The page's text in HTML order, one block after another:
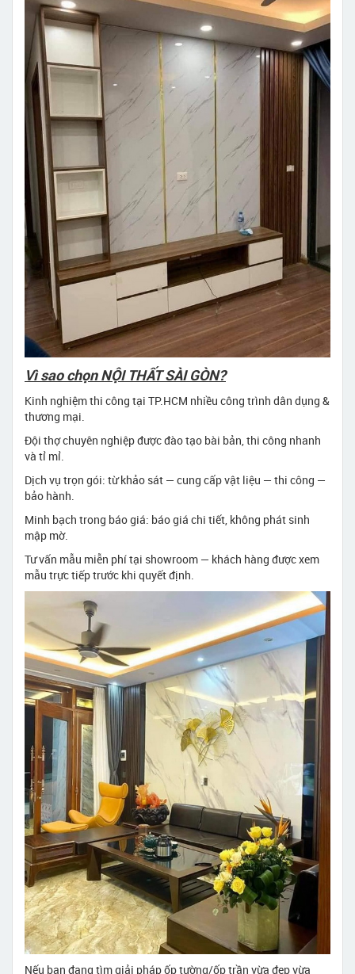
Vì sao chọn NỘI THẤT SÀI GÒN?
Kinh nghiệm thi công tại TP.HCM nhiều công trình dân dụng &
thương mại.
Đội thợ chuyên nghiệp được đào tạo bài bản, thi công nhanh
và tỉ mỉ.
Dịch vụ trọn gói: từ khảo sát — cung cấp vật liệu — thi công —
bảo hành.
Minh bạch trong báo giá: báo giá chi tiết, không phát sinh
mập mờ.
Tư vấn mẫu miễn phí tại showroom — khách hàng được xem
mẫu trực tiếp trước khi quyết định.
Nếu bạn đang tìm giải pháp ốp tường/ốp trần vừa đẹp vừa